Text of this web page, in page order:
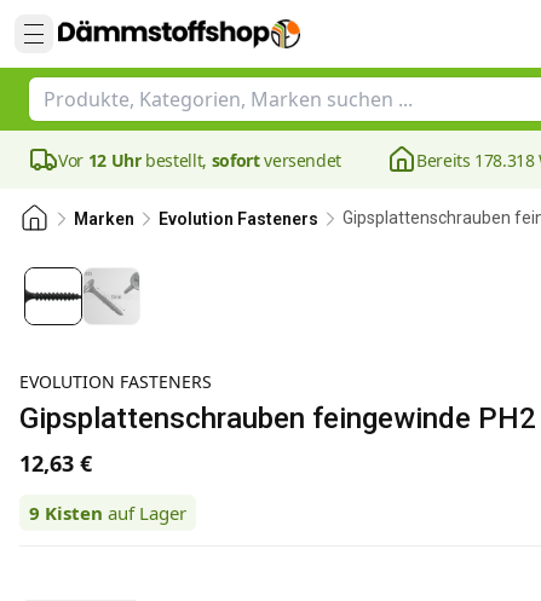
Vor 12 Uhrbestellt, sofortversendet Bereits
Marken Evolution Fasteners Gipsplattenschrauben
EVOLUTION FASTENERS
Gipsplattenschrauben feingewinde
12,63 €
9 Kisten auf Lager